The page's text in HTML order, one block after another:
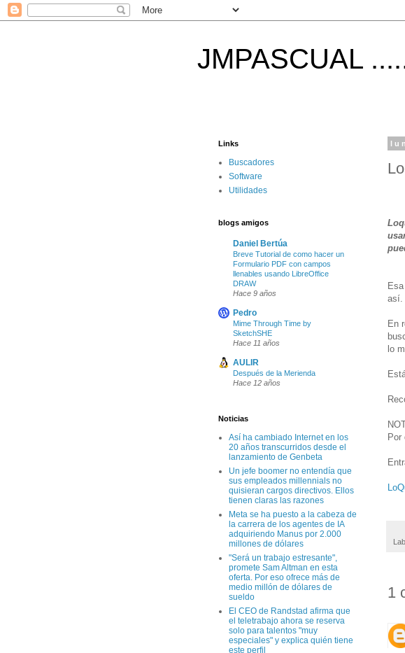
JMPASCUAL
así.
En
lo
Por
1
Links
Buscadores
Software
Utilidades
blogs amigos
Daniel Bertúa
Breve Tutorial de como hacer un
Formulario PDF con campos
llenables usando LibreOffice
DRAW
Hace 9 años
Pedro
Mime Through Time by
SketchSHE
Hace 11 años
AULIR
Después de la Merienda
Hace 12 años
Noticias
Así ha cambiado Internet en los
20 años transcurridos desde el
lanzamiento de Genbeta
Un jefe boomer no entendía que
sus empleados millennials no
quisieran cargos directivos. Ellos
tienen claras las razones
Meta se ha puesto a la cabeza de
la carrera de los agentes de IA
adquiriendo Manus por 2.000
millones de dólares
"Será un trabajo estresante",
promete Sam Altman en esta
oferta. Por eso ofrece más de
medio millón de dólares de
sueldo
El CEO de Randstad afirma que
el teletrabajo ahora se reserva
solo para talentos "muy
especiales" y explica quién tiene
este perfil